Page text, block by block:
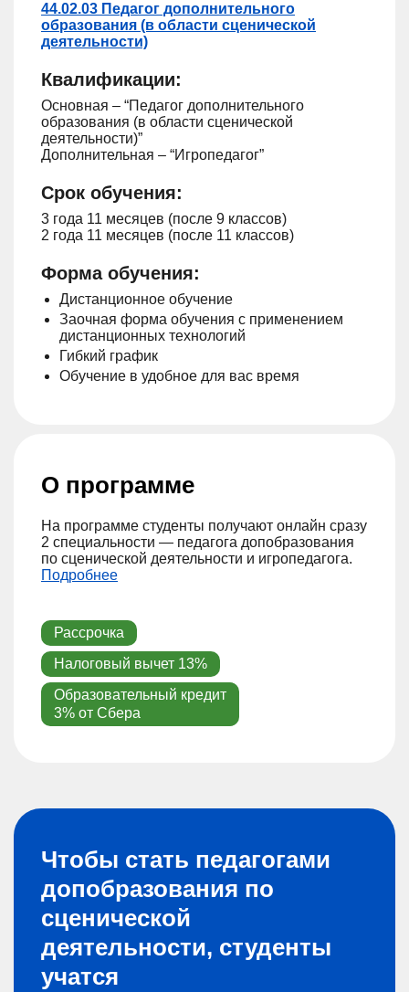
44.02.03 Педагог дополнительного
образования (в области сценической
деятельности)
Квалификации:
Основная – “Педагог дополнительного
образования (в области сценической
деятельности)”
Дополнительная – “Игропедагог”
Срок обучения:
3 года 11 месяцев (после 9 классов)
2 года 11 месяцев (после 11 классов)
Форма обучения:
Дистанционное обучение
Заочная форма обучения с применением
дистанционных технологий
Гибкий график
Обучение в удобное для вас время
О программе
На программе студенты получают онлайн сразу
2 специальности — педагога допобразования
по сценической деятельности и игропедагога.
Подробнее
Рассрочка
Налоговый вычет 13%
Образовательный кредит
3% от Сбера
Чтобы стать педагогами
допобразования по
сценической
деятельности, студенты
учатся